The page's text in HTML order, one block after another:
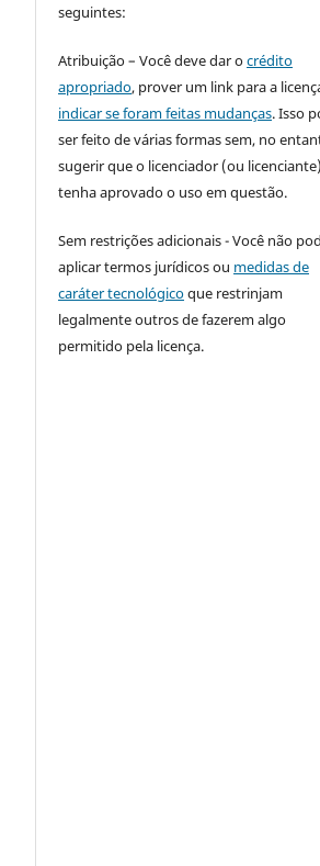
seguintes:
Atribuição – Você deve dar ocrédito
apropriado, prover um link para a
indicar se foram feitas mudanças. Isso
ser feito de várias formas sem, no
sugerir que o licenciador (ou licenciante)
tenha aprovado o uso em questão.
Sem restrições adicionais - Você não
aplicar termos jurídicos ou medidas de
caráter tecnológicoque restrinjam
legalmente outros de fazerem algo
permitido pela licença.